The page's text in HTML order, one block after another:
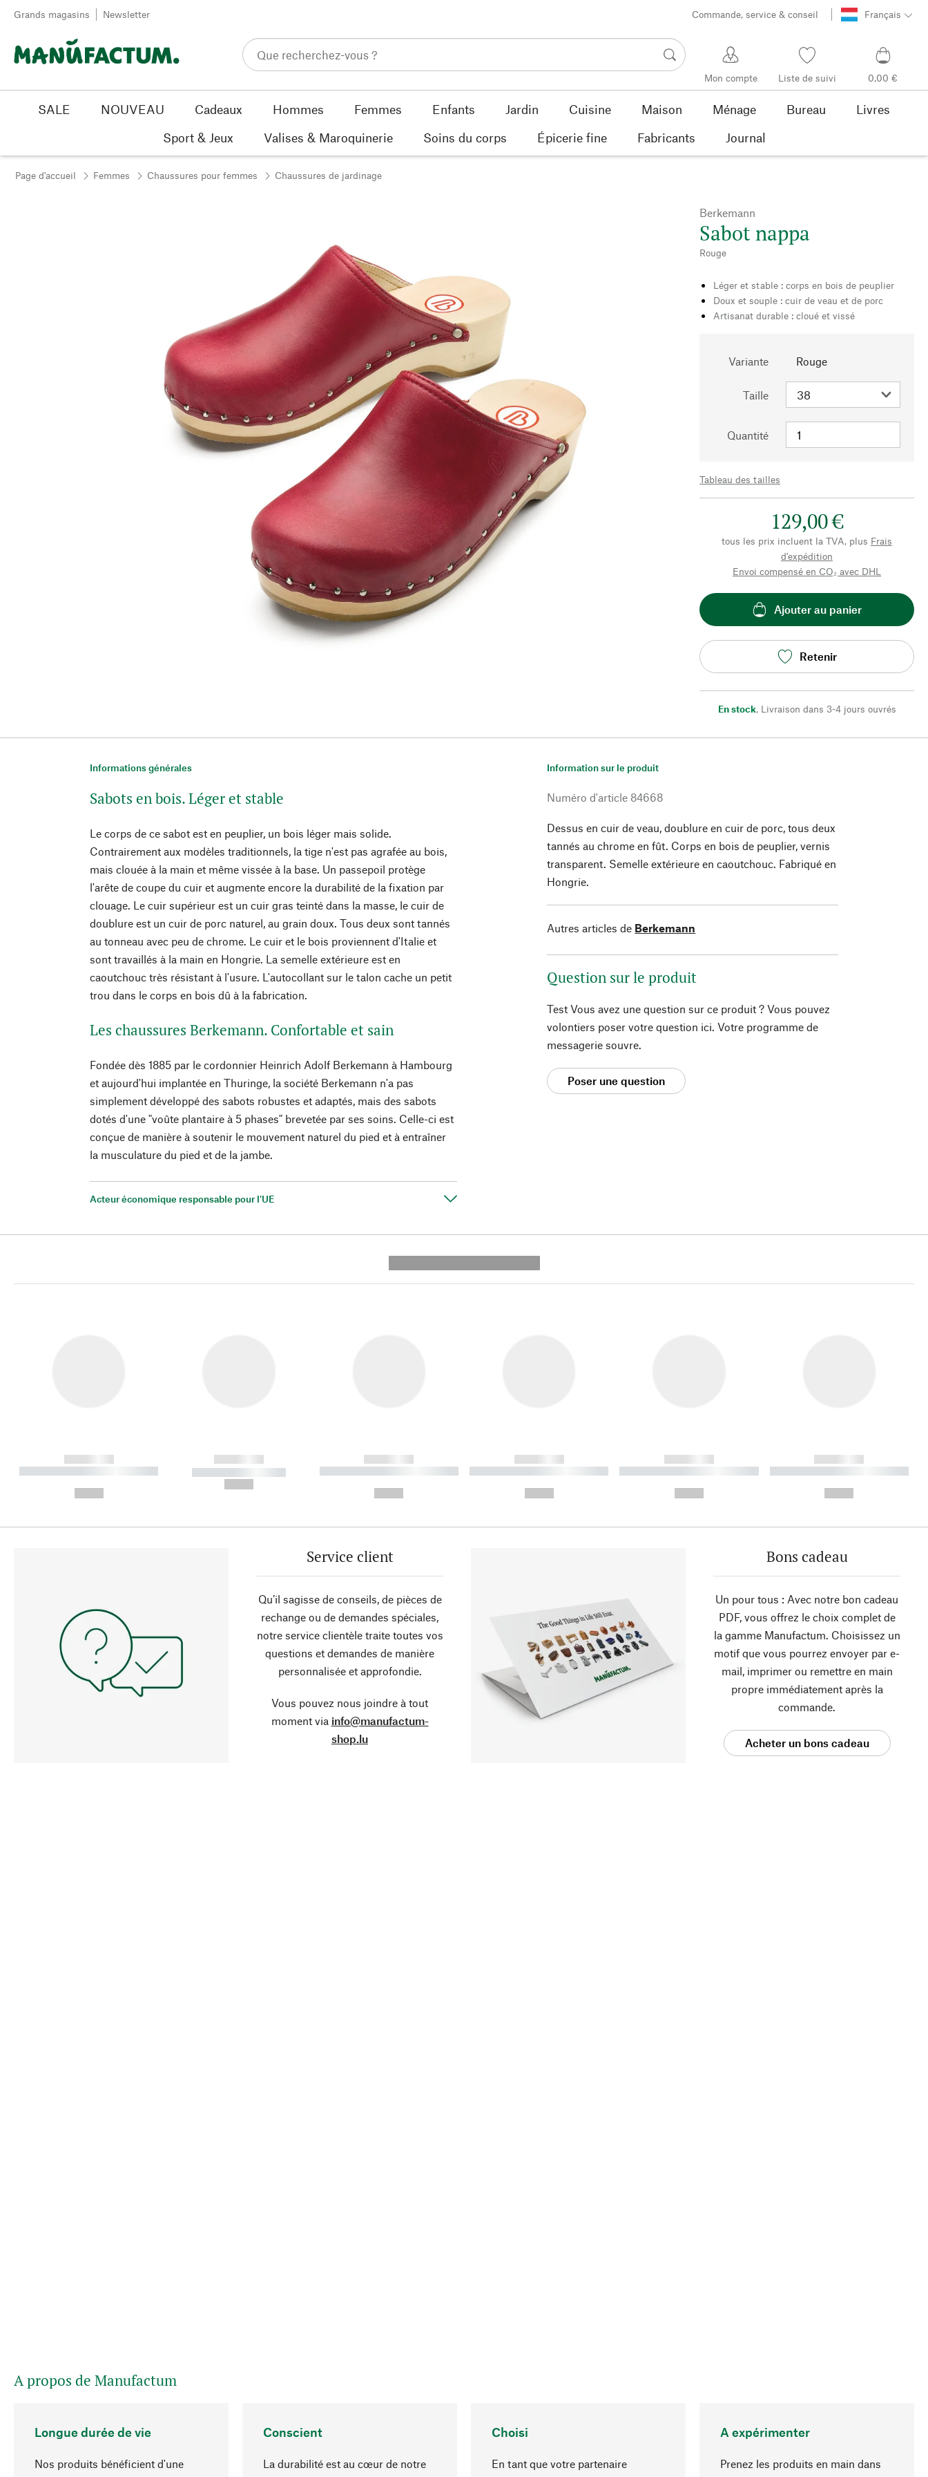
Passer au contenu
Grands magasins Newsletter Commande, service & conseil Français
Mon compte Liste de suivi 0,00 €
SALE NOUVEAU Cadeaux Hommes Femmes Enfants Jardin Cuisine Maison Ménage Bureau
Livres
Sport & Jeux
Valises & Maroquinerie Soins du corps Épicerie fine Fabricants Journal
Page d'accueil Femmes Chaussures pour femmes Chaussures de jardinage
Berkemann
Sabot nappa
Rouge
Léger et stable : corps en bois de peuplier
Doux et souple : cuir de veau et de porc
Artisanat durable : cloué et vissé
Variante Rouge
Taille
Quantité
Tableau des tailles
129,00 €
tous les prix incluent la TVA, plus Frais
d'expédition
Envoi compensé en CO₂ avec DHL
Ajouter au panier
Retenir
En stock, Livraison dans 3-4 jours ouvrés
Informations générales
Sabots en bois. Léger et stable
Le corps de ce sabot est en peuplier, un bois léger mais solide.
Contrairement aux modèles traditionnels, la tige n'est pas agrafée au bois,
mais clouée à la main et même vissée à la base. Un passepoil protège
l'arête de coupe du cuir et augmente encore la durabilité de la fixation par
clouage. Le cuir supérieur est un cuir gras teinté dans la masse, le cuir de
doublure est un cuir de porc naturel, au grain doux. Tous deux sont tannés
au tonneau avec peu de chrome. Le cuir et le bois proviennent d'Italie et
sont travaillés à la main en Hongrie. La semelle extérieure est en
caoutchouc très résistant à l'usure. L'autocollant sur le talon cache un petit
trou dans le corps en bois dû à la fabrication.
Les chaussures Berkemann. Confortable et sain
Fondée dès 1885 par le cordonnier Heinrich Adolf Berkemann à Hambourg
et aujourd'hui implantée en Thuringe, la société Berkemann n'a pas
simplement développé des sabots robustes et adaptés, mais des sabots
dotés d'une "voûte plantaire à 5 phases" brevetée par ses soins. Celle-ci est
conçue de manière à soutenir le mouvement naturel du pied et à entraîner
la musculature du pied et de la jambe.
Acteur économique responsable pour l'UE
Information sur le produit
Numéro d'article 84668
Dessus en cuir de veau, doublure en cuir de porc, tous deux
tannés au chrome en fût. Corps en bois de peuplier, vernis
transparent. Semelle extérieure en caoutchouc. Fabriqué en
Hongrie.
Autres articles de Berkemann
Question sur le produit
Test Vous avez une question sur ce produit ? Vous pouvez
volontiers poser votre question ici. Votre programme de
messagerie souvre.
Poser une question
------------
----------- ----------- ----------
------------
----------- -----------
------------
----------- ----------- ----------
------------
----------- ----------- ----------
------------
----------- ----------- ----------
------------
----------- ----------- ----------
Service client
Qu’il sagisse de conseils, de pièces de
rechange ou de demandes spéciales,
notre service clientèle traite toutes vos
questions et demandes de manière
personnalisée et approfondie.
Vous pouvez nous joindre à tout
moment via info@manufactum-
shop.lu
Bons cadeau
Un pour tous : Avec notre bon cadeau
PDF, vous offrez le choix complet de
la gamme Manufactum. Choisissez un
motif que vous pourrez envoyer par e-
mail, imprimer ou remettre en main
propre immédiatement après la
commande.
Acheter un bons cadeau
A propos de Manufactum
Longue durée de vie
Nos produits bénéficient d'une
Conscient
La durabilité est au cœur de notre
Choisi
En tant que votre partenaire
A expérimenter
Prenez les produits en main dans